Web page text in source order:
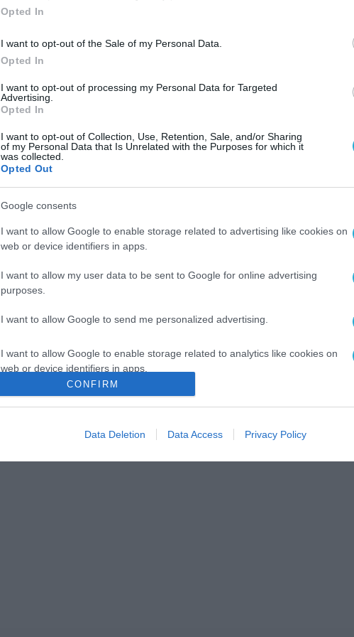
Opted In
I want to opt-out of the Sale of my Personal Data.
Opted In
I want to opt-out of processing my Personal Data for Targeted
Advertising.
Opted In
I want to opt-out of Collection, Use, Retention, Sale, and/or Sharing
of my Personal Data that Is Unrelated with the Purposes for which it
was collected.
Opted Out
Google consents
I want to allow Google to enable storage related to advertising like cookies on
web or device identifiers in apps.
I want to allow my user data to be sent to Google for online advertising
purposes.
I want to allow Google to send me personalized advertising.
I want to allow Google to enable storage related to analytics like cookies on
web or device identifiers in apps.
I want to allow Google to enable storage related to functionality of the website
I want to allow Google to enable storage related to personalization.
CONFIRM
Data Deletion Data Access Privacy Policy